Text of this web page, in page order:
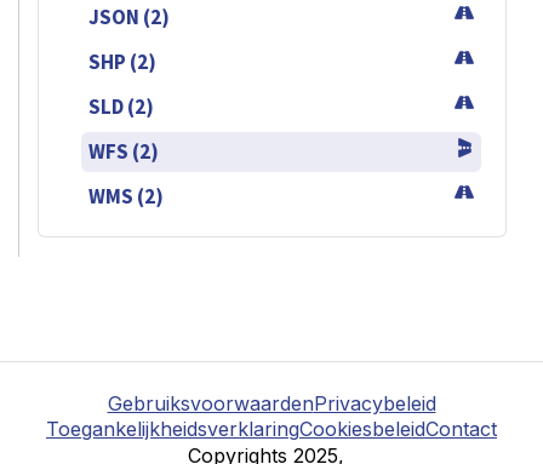
JSON (2)
SHP (2)
SLD (2)
WFS (2)
WMS (2)
GebruiksvoorwaardenPrivacybeleid
ToegankelijkheidsverklaringCookiesbeleidContact
Copyrights 2025,